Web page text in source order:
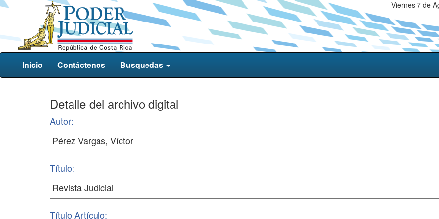
Viernes 7 de
Inicio Contáctenos Busquedas
Detalle del archivo digital
Autor:
Título:
Título Artículo: